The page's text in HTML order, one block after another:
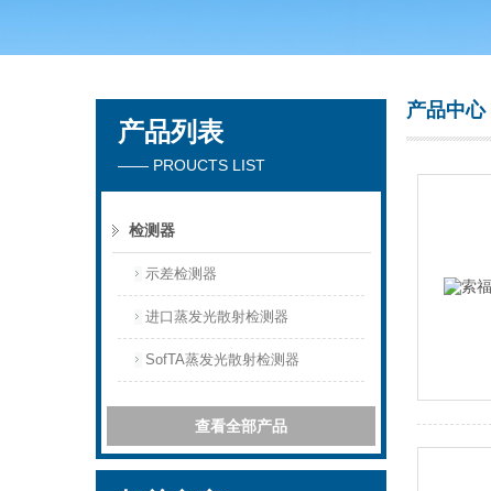
天津琛航科苑科技发展有限公司
产品列表
—— PROUCTS LIST
检测器
示差检测器
进口蒸发光散射检测器
SofTA蒸发光散射检测器
查看全部产品
产品中心